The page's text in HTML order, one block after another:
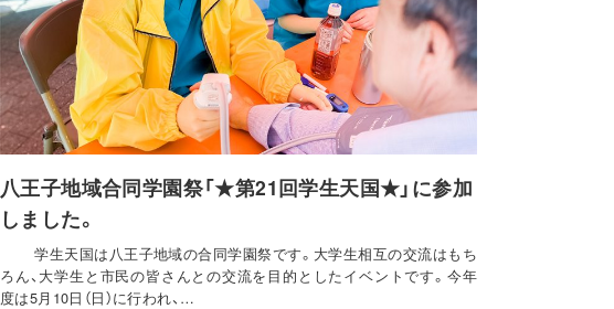
八王子地域合同学園祭「★第21回学生天国★」に参加
しました。
学生天国は八王子地域の合同学園祭です。大学生相互の交流はもち
ろん、大学生と市民の皆さんとの交流を目的としたイベントです。今年
度は5月10日（日）に行われ、…